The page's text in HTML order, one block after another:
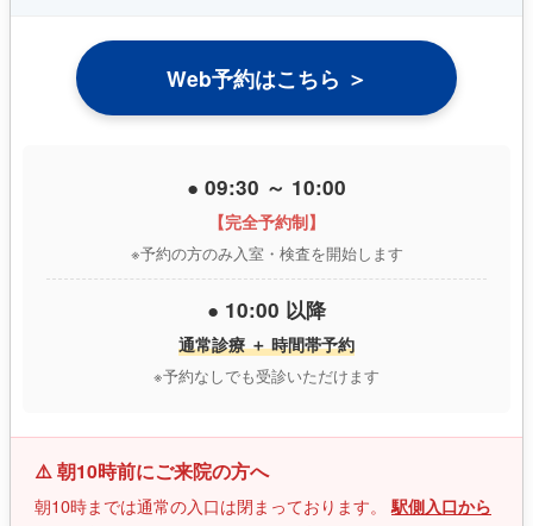
Web予約はこちら ＞
● 09:30 ～ 10:00
【完全予約制】
※予約の方のみ入室・検査を開始します
● 10:00 以降
通常診療 ＋ 時間帯予約
※予約なしでも受診いただけます
⚠️ 朝10時前にご来院の方へ
朝10時までは通常の入口は閉まっております。 駅側入口から